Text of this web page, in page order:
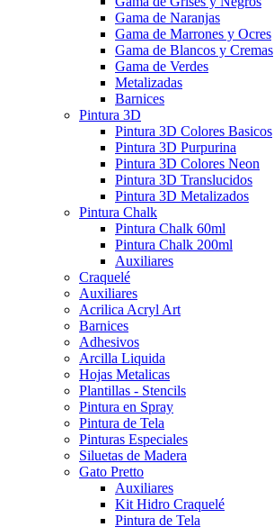
Gama de Naranjas
Gama de Marrones y Ocres
Gama de Blancos y Cremas
Gama de Verdes
Metalizadas
Barnices
Pintura 3D
Pintura 3D Colores Basicos
Pintura 3D Purpurina
Pintura 3D Colores Neon
Pintura 3D Translucidos
Pintura 3D Metalizados
Pintura Chalk
Pintura Chalk 60ml
Pintura Chalk 200ml
Auxiliares
Craquelé
Auxiliares
Acrilica Acryl Art
Barnices
Adhesivos
Arcilla Liquida
Hojas Metalicas
Plantillas - Stencils
Pintura en Spray
Pintura de Tela
Pinturas Especiales
Siluetas de Madera
Gato Pretto
Auxiliares
Kit Hidro Craquelé
Pintura de Tela